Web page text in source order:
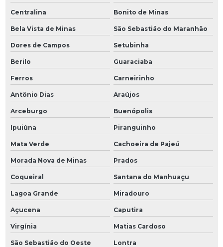
Centralina Bonito de Minas
Bela Vista de Minas São Sebastião do Maranhão
Dores de Campos Setubinha
Berilo Guaraciaba
Ferros Carneirinho
Antônio Dias Araújos
Arceburgo Buenópolis
Ipuiúna Piranguinho
Mata Verde Cachoeira de Pajeú
Morada Nova de Minas Prados
Coqueiral Santana do Manhuaçu
Lagoa Grande Miradouro
Açucena Caputira
Virgínia Matias Cardoso
São Sebastião do Oeste Lontra